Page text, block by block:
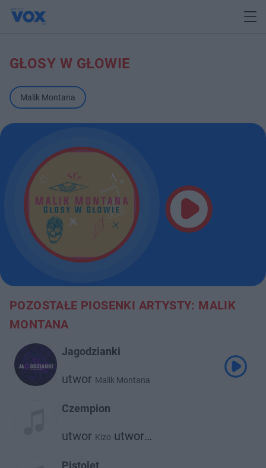
GŁOSY W GŁOWIE
Malik Montana
POZOSTAŁE PIOSENKI ARTYSTY: MALIK
MONTANA
Jagodzianki
utwor Malik Montana
Czempion
utwor Kizo utwor
Pistolet